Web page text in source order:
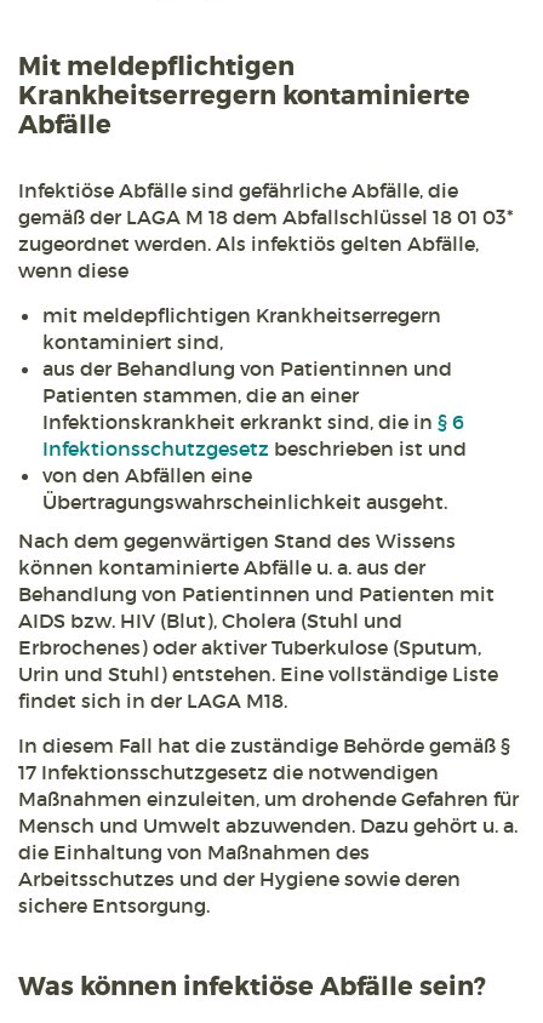
Mit meldepflichtigen
Krankheitserregern kontaminierte
Abfälle
Infektiöse Abfälle sind gefährliche Abfälle, die
gemäß der LAGA M 18 dem Abfallschlüssel 18 01 03*
zugeordnet werden. Als infektiös gelten Abfälle,
wenn diese
mit meldepflichtigen Krankheitserregern
kontaminiert sind,
aus der Behandlung von Patientinnen und
Patienten stammen, die an einer
Infektionskrankheit erkrankt sind, die in § 6
Infektionsschutzgesetz beschrieben ist und
von den Abfällen eine
Übertragungswahrscheinlichkeit ausgeht.
Nach dem gegenwärtigen Stand des Wissens
können kontaminierte Abfälle u. a. aus der
Behandlung von Patientinnen und Patienten mit
AIDS bzw. HIV (Blut), Cholera (Stuhl und
Erbrochenes) oder aktiver Tuberkulose (Sputum,
Urin und Stuhl) entstehen. Eine vollständige Liste
findet sich in der LAGA M18.
In diesem Fall hat die zuständige Behörde gemäß §
17 Infektionsschutzgesetz die notwendigen
Maßnahmen einzuleiten, um drohende Gefahren für
Mensch und Umwelt abzuwenden. Dazu gehört u. a.
die Einhaltung von Maßnahmen des
Arbeitsschutzes und der Hygiene sowie deren
sichere Entsorgung.
Was können infektiöse Abfälle sein?